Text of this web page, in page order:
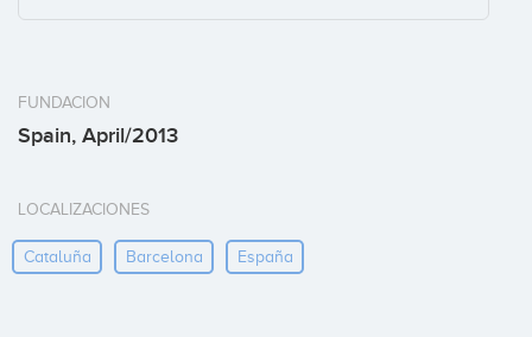
FUNDACION
Spain, April/2013
LOCALIZACIONES
Cataluña Barcelona España